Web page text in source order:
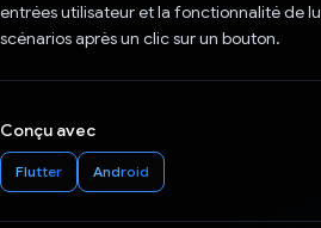
entrées utilisateur et la fonctionnalité de
scénarios après un clic sur un bouton.
Conçu avec
Flutter Android